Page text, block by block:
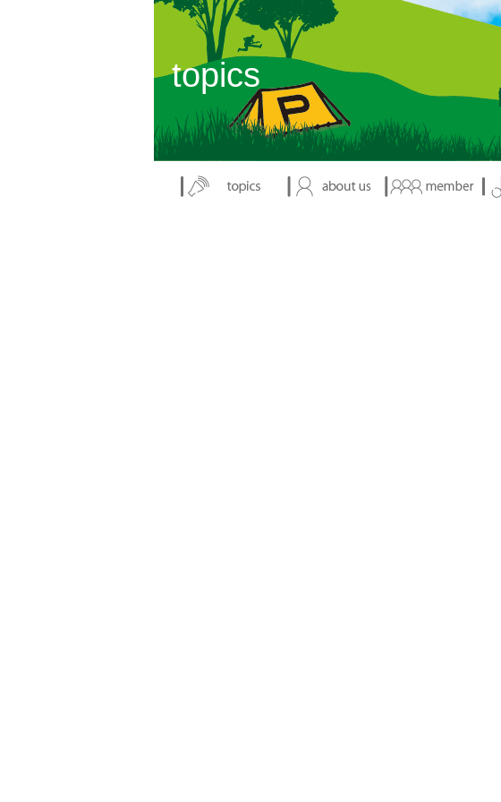
topics
表示：index.php